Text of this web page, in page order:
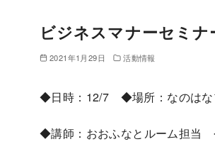
ビジネスマナーセミナ
2021年1月29日 活動情報
◆日時：12/7 ◆場所：なのは
◆講師：おおふなとルーム担当